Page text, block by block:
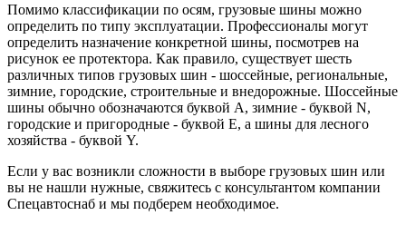
Помимо классификации по осям, грузовые шины можно
определить по типу эксплуатации. Профессионалы могут
определить назначение конкретной шины, посмотрев на
рисунок ее протектора. Как правило, существует шесть
различных типов грузовых шин - шоссейные, региональные,
зимние, городские, строительные и внедорожные. Шоссейные
шины обычно обозначаются буквой A, зимние - буквой N,
городские и пригородные - буквой E, а шины для лесного
хозяйства - буквой Y.
Если у вас возникли сложности в выборе грузовых шин или
вы не нашли нужные, свяжитесь с консультантом компании
Спецавтоснаб и мы подберем необходимое.